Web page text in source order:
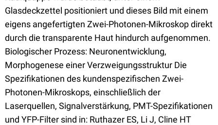
Glasdeckzettel positioniert und dieses Bild mit einem
eigens angefertigten Zwei-Photonen-Mikroskop direkt
durch die transparente Haut hindurch aufgenommen.
Biologischer Prozess: Neuronentwicklung,
Morphogenese einer Verzweigungsstruktur Die
Spezifikationen des kundenspezifischen Zwei-
Photonen-Mikroskops, einschließlich der
Laserquellen, Signalverstärkung, PMT-Spezifikationen
und YFP-Filter sind in: Ruthazer ES, Li J, Cline HT